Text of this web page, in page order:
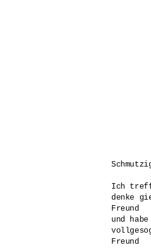
Ich treff
denke
Freund
und
Freund